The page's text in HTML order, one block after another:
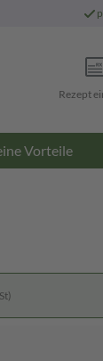
Rezept
Vorteile